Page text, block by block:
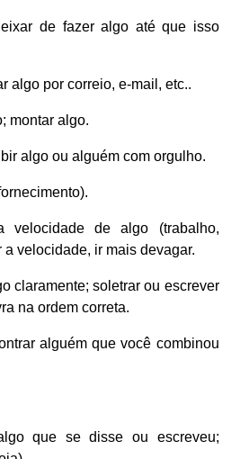
de fazer algo até que isso
algo por correio, e-mail, etc..
montar algo.
algo ou alguém com orgulho.
velocidade de algo (trabalho,
a velocidade, ir mais devagar.
claramente; soletrar ou escrever
na ordem correta.
alguém que você combinou
que se disse ou escreveu;